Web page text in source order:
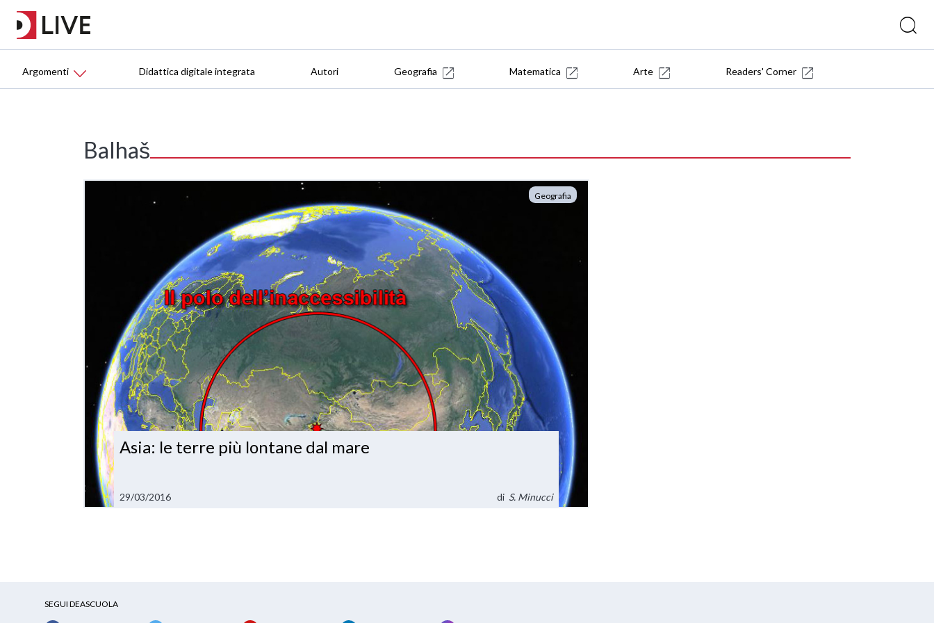
Argomenti Didattica digitale integrata Autori Geografia Matematica Arte Readers' Corner
Balhaš
Geografia
Asia: le terre più lontane dal mare
29/03/2016 di S. Minucci
SEGUI DEASCUOLA